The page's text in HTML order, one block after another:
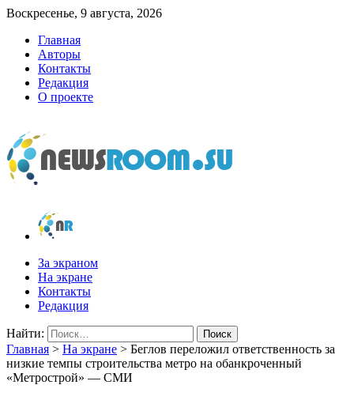
Воскресенье, 9 августа, 2026
Главная
Авторы
Контакты
Редакция
О проекте
newsroom.su
Новости о новостях
За экраном
На экране
Контакты
Редакция
Найти:
Главная > На экране > Беглов переложил ответственность за
низкие темпы строительства метро на обанкроченный
«Метрострой» — СМИ